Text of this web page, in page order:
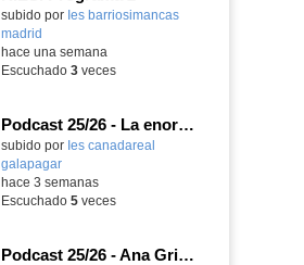
Contenido educativo.
subido por Ies barriosimancas
madrid
hace una semana
Escuchado 3veces
Podcast 25/26 - La enorme responsabilidad de ser juez
subido por Ies canadareal
galapagar-
hace 3 semanas
Escuchado 5veces
Podcast 25/26 - Ana Griott y los cuentos de las voces olvidadas